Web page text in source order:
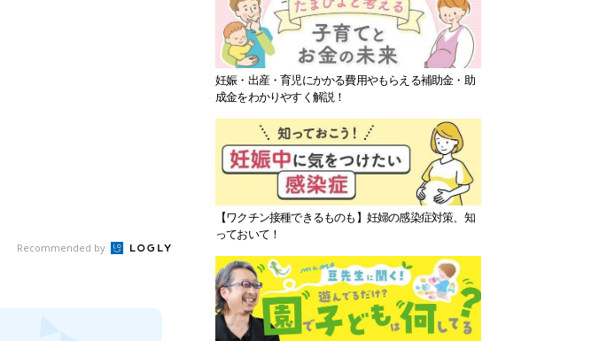
Recommended by
妊娠・出産・育児にかかる費用やもらえる補助金・助
成金をわかりやすく解説！
【ワクチン接種できるものも】妊婦の感染症対策、知
っておいて！